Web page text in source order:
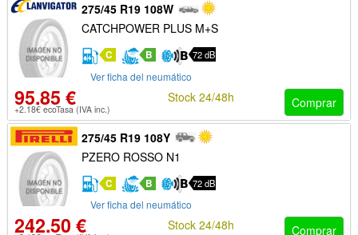
275/45 R19 108W
CATCHPOWER PLUS M+S
C B 72 dB
Ver ficha del neumático
95.85 €
+2.18€ ecoTasa (IVA inc.) Comprar
Stock 24/48h
275/45 R19 108Y
PZERO ROSSO N1
C B 72 dB
Ver ficha del neumático
242.50 € Comprar
Stock 24/48h